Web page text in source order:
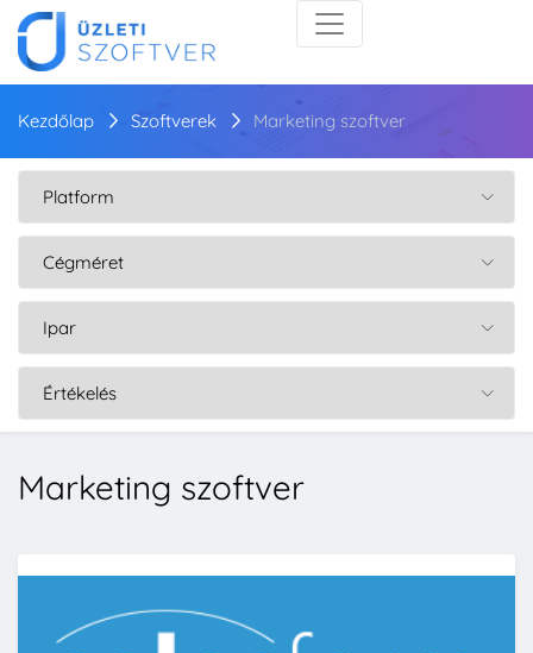
Kezdőlap Szoftverek Marketing szoftver
Marketing szoftver